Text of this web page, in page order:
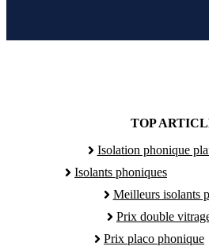
TOP
Isolation phonique
Isolants phoniques
Meilleurs isolants
Prix double
Prix placo phonique